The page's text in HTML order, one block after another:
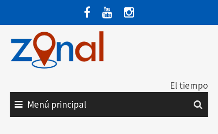
contenido
El tiempo
Menú principal